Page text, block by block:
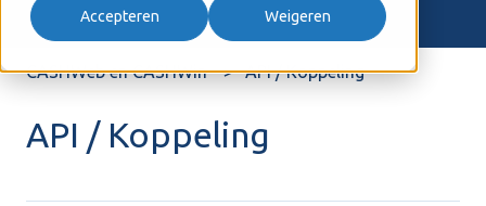
Accepteren Weigeren
CASHWeb en CASHWin API / Koppeling
API / Koppeling